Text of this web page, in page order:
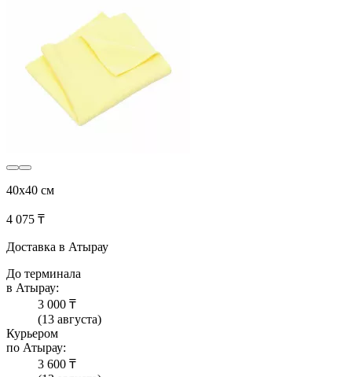
40x40 см
4 075 ₸
Доставка в Атырау
До терминала
в Атырау:
3 000 ₸
(13 августа)
Курьером
по Атырау:
3 600 ₸